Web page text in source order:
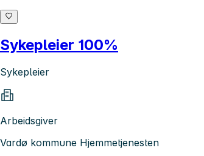
Sykepleier 100%
Sykepleier
Arbeidsgiver
Vardø kommune Hjemmetjenesten